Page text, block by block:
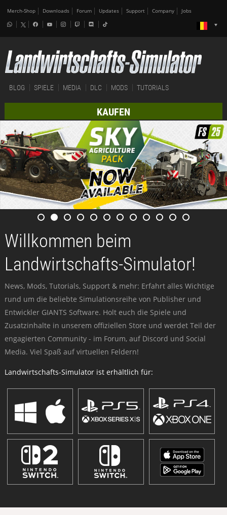
Merch-Shop Downloads Forum Updates Support Company Jobs
BLOG SPIELE MEDIA DLC MODS TUTORIALS
KAUFEN
Willkommen beim
Landwirtschafts-Simulator!
News, Mods, Tutorials, Support & mehr: Erfahrt alles Wichtige
rund um die beliebte Simulationsreihe von Publisher und
Entwickler GIANTS Software. Holt euch die Spiele und
Zusatzinhalte in unserem offiziellen Store und werdet Teil der
engagierten Community - im Forum, auf Discord und Social
Media. Viel Spaß auf virtuellen Feldern!
Landwirtschafts-Simulator ist erhältlich für: